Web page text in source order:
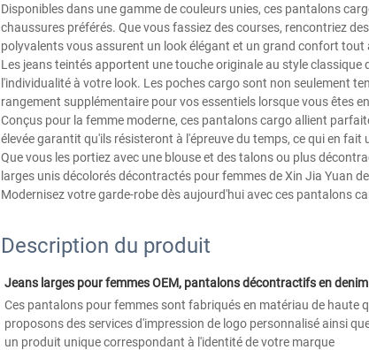
Disponibles dans une gamme de couleurs unies, ces pantalons
chaussures préférés. Que vous fassiez des courses, rencontriez
polyvalents vous assurent un look élégant et un grand confort tout
Les jeans teintés apportent une touche originale au style
l'individualité à votre look. Les poches cargo sont non seulement
rangement supplémentaire pour vos essentiels lorsque vous êtes
Conçus pour la femme moderne, ces pantalons cargo allient
élevée garantit qu'ils résisteront à l'épreuve du temps, ce qui en
Que vous les portiez avec une blouse et des talons ou plus
larges unis décolorés décontractés pour femmes de Xin Jia Yuan
Modernisez votre garde-robe dès aujourd'hui avec ces pantalons
Description du produit
Jeans larges pour femmes OEM, pantalons décontractifs en
Ces pantalons pour femmes sont fabriqués en matériau de
proposons des services d'impression de logo personnalisé ainsi
un produit unique correspondant à l'identité de votre marque